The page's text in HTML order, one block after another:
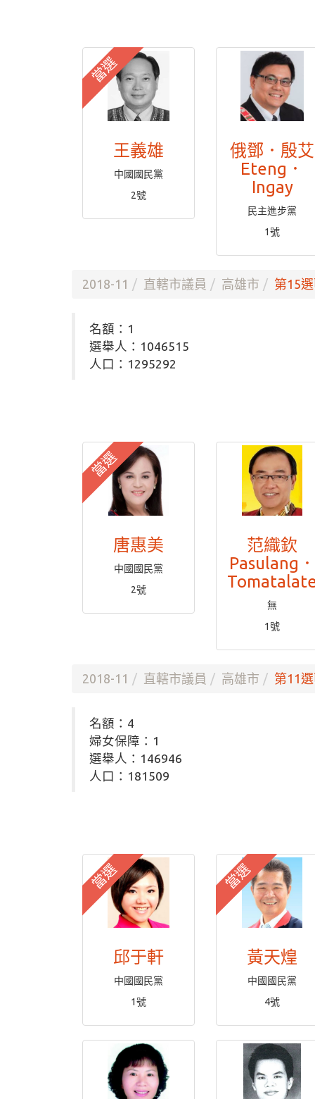
當選
王義雄
中國國民黨
2號
俄鄧．殷艾
Eteng．
Ingay
民主進步黨
1號
2018-11 直轄市議員 高雄市 第15
名額：1
選舉人：1046515
人口：1295292
當選
唐惠美
中國國民黨
2號
范織欽
Pasulang．
無
1號
2018-11 直轄市議員 高雄市 第11
名額：4
婦女保障：1
選舉人：146946
人口：181509
當選
邱于軒
中國國民黨
1號
當選
黃天煌
中國國民黨
4號